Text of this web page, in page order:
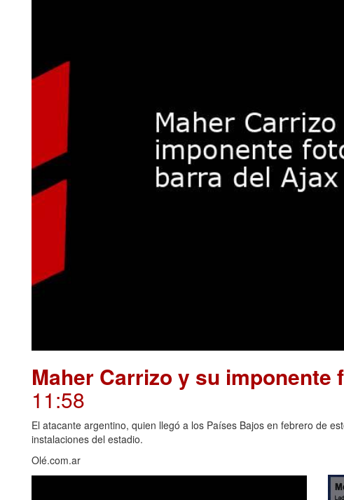
Maher Carrizo y su
11:58
El atacante argentino, quien llegó a los Países Bajos en febrero de
instalaciones del estadio.
Olé.com.ar